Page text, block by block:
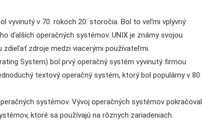
vyvinutý v 70. rokoch 20. storočia. Bol to veľmi vplyvný
ďalších operačných systémov. UNIX je známy svojou
zdroje medzi viacerými používateľmi.
System) bol prvý operačný systém vyvinutý firmou
textový operačný systém, ktorý bol populárny v 80.
systémov. Vývoj operačných systémov pokračoval
ktoré sa používajú na rôznych zariadeniach.